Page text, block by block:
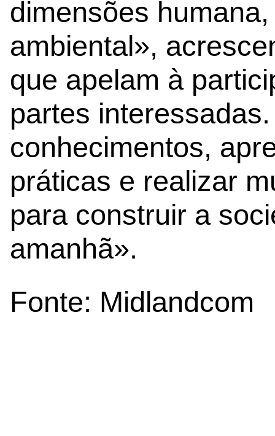
dimensões
ambiental»,
que apelam à
partes
conhecimentos,
práticas e realizar
para construir a
amanhã».
Fonte: Midlandcom